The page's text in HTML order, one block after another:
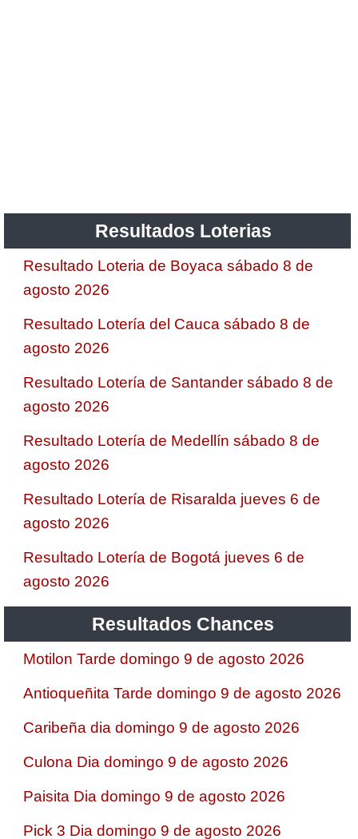
Sinuano Día
Sinuano Noche
Resultados Loterias
Resultado Loteria de Boyaca sábado 8 de
agosto 2026
Resultado Lotería del Cauca sábado 8 de
agosto 2026
Resultado Lotería de Santander sábado 8 de
agosto 2026
Resultado Lotería de Medellín sábado 8 de
agosto 2026
Resultado Lotería de Risaralda jueves 6 de
agosto 2026
Resultado Lotería de Bogotá jueves 6 de
agosto 2026
Resultados Chances
Motilon Tarde domingo 9 de agosto 2026
Antioqueñita Tarde domingo 9 de agosto 2026
Caribeña dia domingo 9 de agosto 2026
Culona Dia domingo 9 de agosto 2026
Paisita Dia domingo 9 de agosto 2026
Pick 3 Dia domingo 9 de agosto 2026